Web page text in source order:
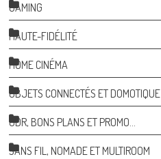
GAMING
HAUTE-FIDÉLITÉ
HOME CINÉMA
OBJETS CONNECTÉS ET DOMOTIQUE
ODR, BONS PLANS ET PROMO…
SANS FIL, NOMADE ET MULTIROOM